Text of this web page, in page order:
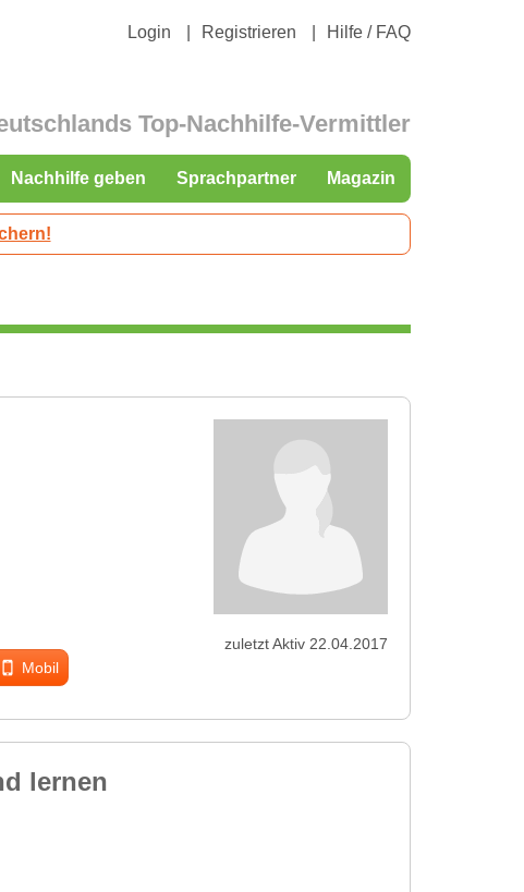
Login Registrieren Hilfe / FAQ
Top-Nachhilfe-Vermittler
Nachhilfe geben Sprachpartner Magazin
Mobil
zuletzt Aktiv 22.04.2017
lernen